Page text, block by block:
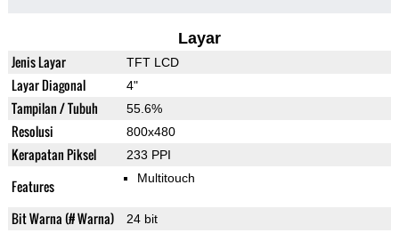
Layar
Jenis Layar TFT LCD
Layar Diagonal 4"
Tampilan / Tubuh 55.6%
Resolusi 800x480
Kerapatan Piksel 233 PPI
Features Multitouch
Bit Warna (# Warna) 24 bit